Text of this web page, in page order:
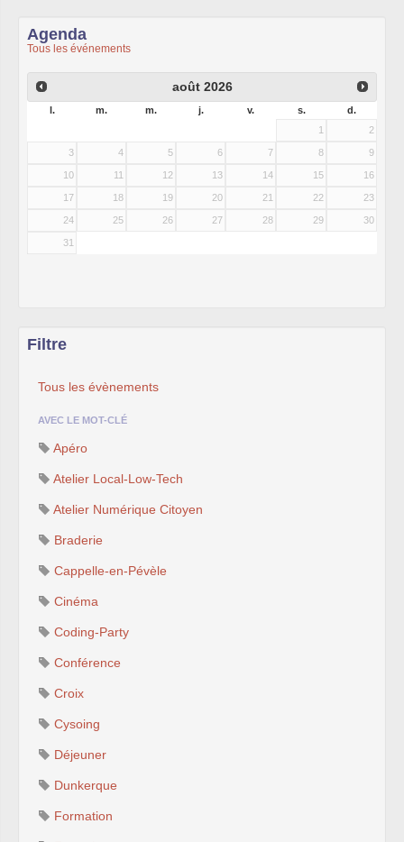
Agenda
Tous les événements
août 2026
l. m. m. j. v. s.
d.
1
2
3 4 5 6 7 8 9
10 11 12 13 14 15 16
17 18 19 20 21 22 23
24 25 26 27 28 29 30
31
Filtre
Tous les évènements
AVEC LE MOT-CLÉ
Apéro
Atelier Local-Low-Tech
Atelier Numérique Citoyen
Braderie
Cappelle-en-Pévèle
Cinéma
Coding-Party
Conférence
Croix
Cysoing
Déjeuner
Dunkerque
Formation